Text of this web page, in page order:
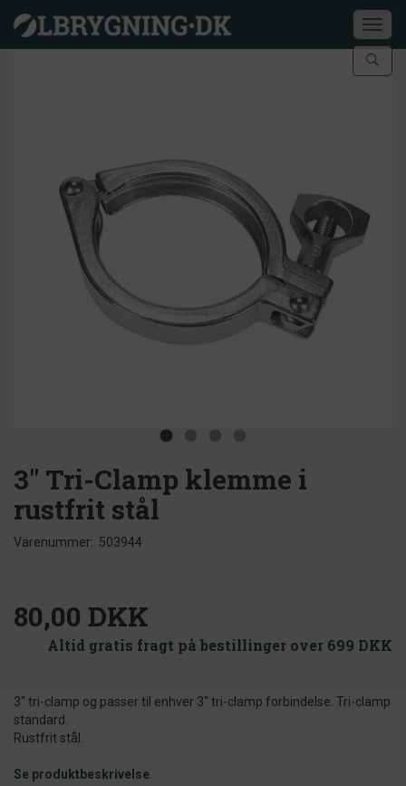
3" Tri-Clamp klemme i
rustfrit stål
Varenummer: 503944
80,00 DKK
Altid gratis fragt på bestillinger over 699 DKK
3" tri-clamp og passer til enhver 3" tri-clamp forbindelse. Tri-clamp
standard.
Rustfrit stål.
Se produktbeskrivelse